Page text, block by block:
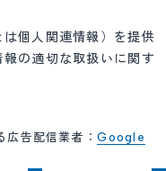
個人関連情報）を提供
の適切な取扱いに関す
広告配信業者：Google